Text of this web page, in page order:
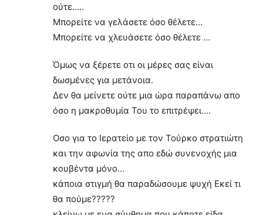
ούτε…..
Μπορείτε να γελάσετε όσο θέλετε…
Μπορείτε να χλευάσετε όσο θέλετε …
Όμως να ξέρετε οτι οι μέρες σας είναι
δωσμένες για μετάνοια.
Δεν θα μείνετε ούτε μια ώρα παραπάνω απο
όσο η μακροθυμία Του το επιτρέψει….
Οσο για το Ιερατείο με τον Τούρκο στρατιώτη
και την αφωνία της απο εδώ συνενοχής μια
κουβέντα μόνο…
κάποια στιγμή θα παραδώσουμε ψυχή Εκεί τι
θα πούμε?????